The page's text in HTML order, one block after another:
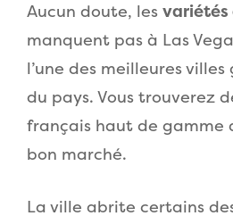
Aucun doute, les variétés
manquent pas à Las
l’une des meilleures
du pays. Vous trouverez
français haut de gamme
bon marché.
La ville abrite certains